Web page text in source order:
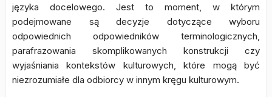
języka docelowego. Jest to moment, w którym
podejmowane są decyzje dotyczące wyboru
odpowiednich odpowiedników terminologicznych,
parafrazowania skomplikowanych konstrukcji czy
wyjaśniania kontekstów kulturowych, które mogą być
niezrozumiałe dla odbiorcy w innym kręgu kulturowym.